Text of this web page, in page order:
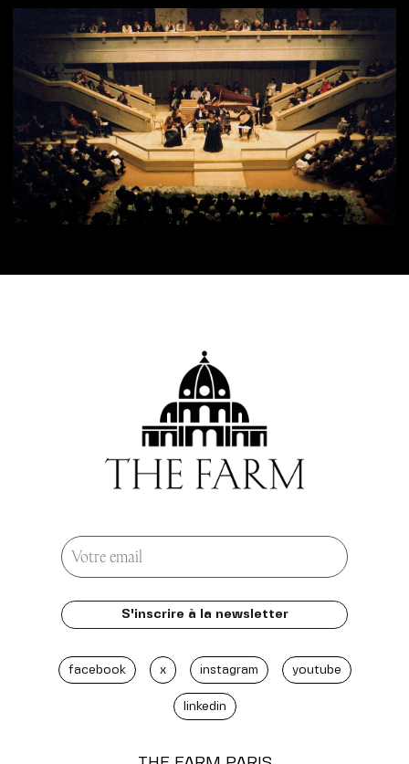
facebook x instagram youtube
linkedin